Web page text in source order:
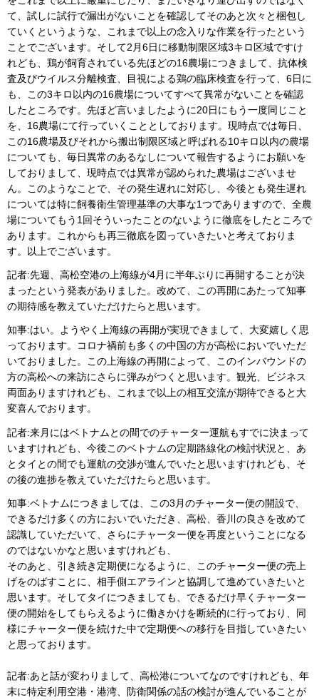
て、試しに試行で漏出がないことを確認してそのあと次々と梱包し
ていくというような、これまで以上の念入りな作業を行ったという
ことでございます。そして2月6日に移動制限区域3キロ区域ですけ
れども、鶏が飼育されている先ほどの16農場につきまして、抗体検
査及びウイルス分離検査、目視による鶏の臨床検査を行って、6日に
も、この3キロ以内の16農場についてすべて異常がないことを確認
したところです。先ほど言いましたように20日にもう一度同じこと
を、16農場にて行っていくこととしております。現時点では毎日、
この16農場及びそれから搬出制限区域と呼ばれる10キロ以内の農場
についても、毎日異常のあるなしについて報告するようにお願いを
しておりまして、現時点では異常が認められた農場はございませ
ん。このようなことで、その発生遅れに対応し、今後とも発生遅れ
については特に飼養衛生管理基準の大事な1つでありますので、全農
場についてもう1回そういったことのないように徹底をしたところで
あります。これからも再三徹底を図っていきたいと考えておりま
す。以上でございます。
記者:先週、高松空港の上海線が4月に半年ぶりに再開することが決
まったという発表がありました。改めて、この再開にあたって知事
の期待感を教えていただけたらと思います。
知事:はい。ようやく上海線の再開が実現できまして、大変嬉しく思
っております。コロナ禍前も多くの中国の方が高松においでいただ
いておりました。この上海線の再開によって、このインバウンドの
方の高松への来訪にさらに弾みがつくと思います。観光、ビジネス
両面ありますけれども、これまで以上の相互交流が期待できると大
変喜んでおります。
記者:来月にはベトナムとの間でのチャーター運航もすでに決まって
いますけれども、今後このベトナムの定期路線化の検討状況と、あ
とタイとの間でも運航の交渉が進んでいたと思いますけれども、そ
の後の進捗を教えていただけたらと思います。
知事:ベトナムにつきましては、この3月のチャーター便の開設で、
できるだけ多くの方においでいただき、高松、香川の良さを改めて
認識していただいて、さらにチャーター便を再度ということになる
のではないかなと思いますけれども、
そのあと、引き続き定期便になるように、このチャーター便の売上
げをのばすことに、相手側エアラインと協調して進めていきたいと
思います。そしてタイにつきましても、できるだけ早くチャーター
便の開始をしてもらえるように働きかけを断続的に行っており、同
様にチャーター便を続けた中で定期便への移行を目指していきたい
と思っております。
記者:あと話が変わりまして、高松港についてなのですけれども、年
末に特定利用空港・港湾、防衛関係の話の検討が進んでいることが